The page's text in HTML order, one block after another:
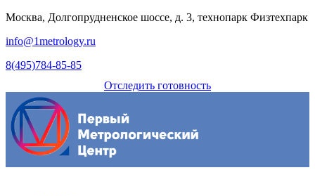
Москва, Долгопрудненское шоссе, д. 3, технопарк Физтехпарк
info@1metrology.ru
8(495)784-85-85
Отследить готовность